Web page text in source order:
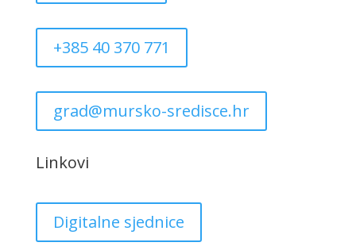
+385 40 370 771
grad@mursko-sredisce.hr
Linkovi
Digitalne sjednice